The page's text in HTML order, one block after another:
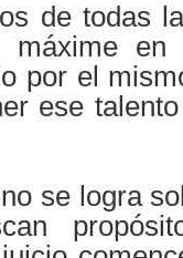
de todas
en
por el
ese
se logra